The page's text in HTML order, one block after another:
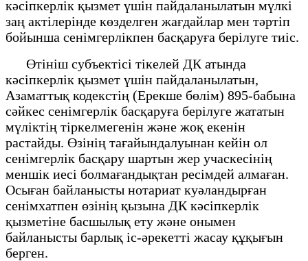
кәсiпкерлiк қызмет үшiн пайдаланылатын мүлкi
заң актiлерiнде көзделген жағдайлар мен тәртiп
бойынша сенiмгерлiкпен басқаруға берiлуге тиiс.
Өтініш субъектісі тікелей ДК атында
кәсіпкерлік қызмет үшін пайдаланылатын,
Азаматтық кодекстің (Ерекше бөлім) 895-бабына
сәйкес сенімгерлік басқаруға берілуге жататын
мүліктің тіркелмегенін және жоқ екенін
растайды. Өзінің тағайындалуынан кейін ол
сенімгерлік басқару шартын жер учаскесінің
меншік иесі болмағандықтан ресімдей алмаған.
Осыған байланысты нотариат куәландырған
сенімхатпен өзінің қызына ДК кәсіпкерлік
қызметіне басшылық ету және онымен
байланысты барлық іс-әрекетті жасау құқығын
берген.